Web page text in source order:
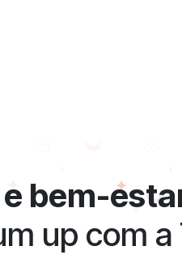
bem-
up com a